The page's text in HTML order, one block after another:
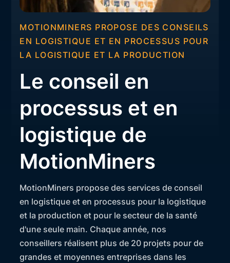
MOTIONMINERS PROPOSE DES CONSEILS
EN LOGISTIQUE ET EN PROCESSUS POUR
LA LOGISTIQUE ET LA PRODUCTION
Le conseil en
processus et en
logistique de
MotionMiners
MotionMiners propose des services de conseil
en logistique et en processus pour la logistique
et la production et pour le secteur de la santé
d'une seule main. Chaque année, nos
conseillers réalisent plus de 20 projets pour de
grandes et moyennes entreprises dans les